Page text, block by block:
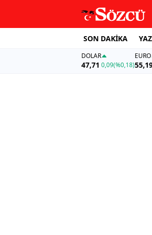
SON DAKİKA
DOLAR
47,71 0,09(%0,18)
EURO